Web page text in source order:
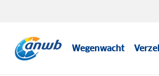
Wegenwacht